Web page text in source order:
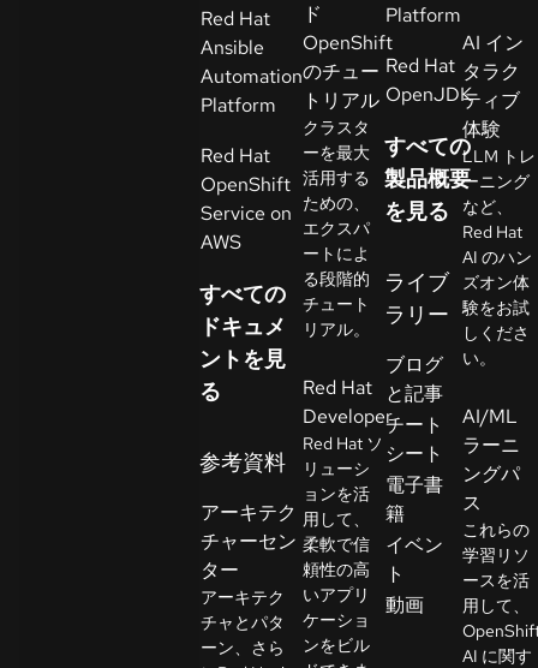
者
ト
ラ
イ
ア
ル
の
始
お
問
合
わ
言
語
の
選
択
Red Hat
Ansible
Automation
Platform
Red Hat
OpenShift
Service on
AWS
すべての
ドキュメ
ントを見
る
参考資料
アーキテク
チャーセン
ター
アーキテク
チャとパタ
ーン、さら
ド
OpenShift
のチュー
トリアル
クラスタ
ーを最大
活用する
ための、
エクスパ
ートによ
る段階的
チュート
リアル。
Red Hat
Developer
Red Hat ソ
リューシ
ョンを活
用して、
柔軟で信
頼性の高
いアプリ
ケーショ
ンをビル
Platform
Red Hat
OpenJDK
すべての
製品概要
を見る
ライブ
ラリー
ブログ
と記事
チート
シート
電子書
籍
イベン
ト
動画
AI イン
タラク
ティブ
体験
LLM トレ
ーニング
など、
Red Hat
AI のハン
ズオン体
験をお試
しくださ
い。
AI/ML
ラーニ
ングパ
ス
これらの
学習リソ
ースを活
用して、
AI に関す